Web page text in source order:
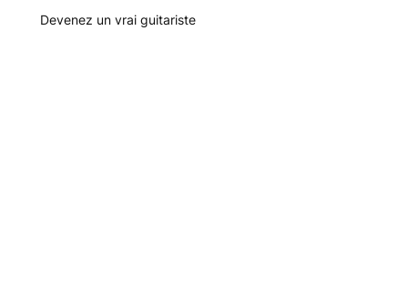
Devenez un vrai guitariste